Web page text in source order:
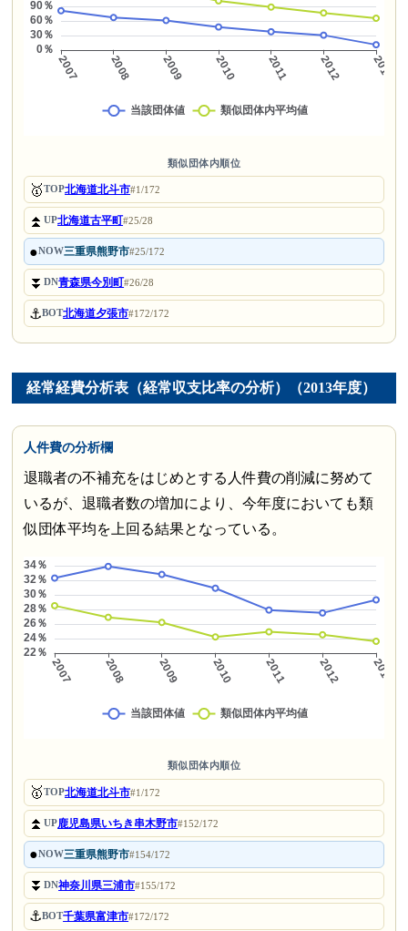
類似団体内順位
🥇TOP北海道北斗市#1/172
⏫UP北海道古平町#25/28
●NOW三重県熊野市#25/172
⏬DN青森県今別町#26/28
⚓BOT北海道夕張市#172/172
経常経費分析表（経常収支比率の分析）（2013年度）
人件費の分析欄
退職者の不補充をはじめとする人件費の削減に努めて
いるが、退職者数の増加により、今年度においても類
似団体平均を上回る結果となっている。
類似団体内順位
🥇TOP北海道北斗市#1/172
⏫UP鹿児島県いちき串木野市#152/172
●NOW三重県熊野市#154/172
⏬DN神奈川県三浦市#155/172
⚓BOT千葉県富津市#172/172